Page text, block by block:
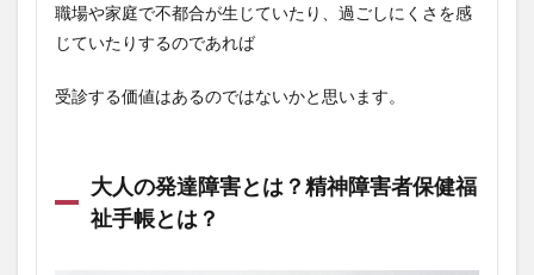
職場や家庭で不都合が生じていたり、過ごしにくさを感
じていたりするのであれば
受診する価値はあるのではないかと思います。
大人の発達障害とは？精神障害者保健福
祉手帳とは？